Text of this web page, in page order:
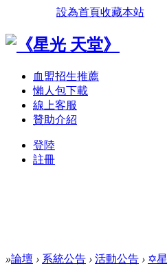
設為首頁收藏本站
血盟招生推薦
懶人包下載
線上客服
贊助介紹
登陸
註冊
»論壇 › 系統公告 › 活動公告 › ✡